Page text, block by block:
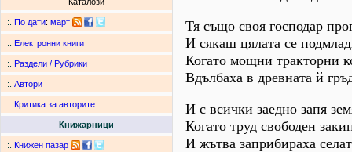
:. По дати: март
:. Електронни книги
:. Раздели / Рубрики
:. Автори
:. Критика за авторите
Книжарници
:. Книжен пазар
Тя също своя господар
И сякаш цялата се
Когато мощни тракторни
Вдълбаха в древната й
И с всички заедно запя
Когато труд свободен
И жътва заприбираха